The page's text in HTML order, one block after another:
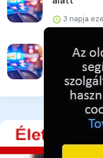
3 napja
Vigyázat!
3 napja